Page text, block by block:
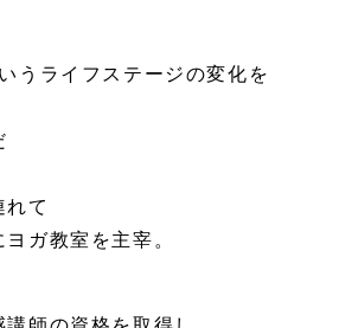
うライフステージの変化を
れて
ガ教室を主宰。